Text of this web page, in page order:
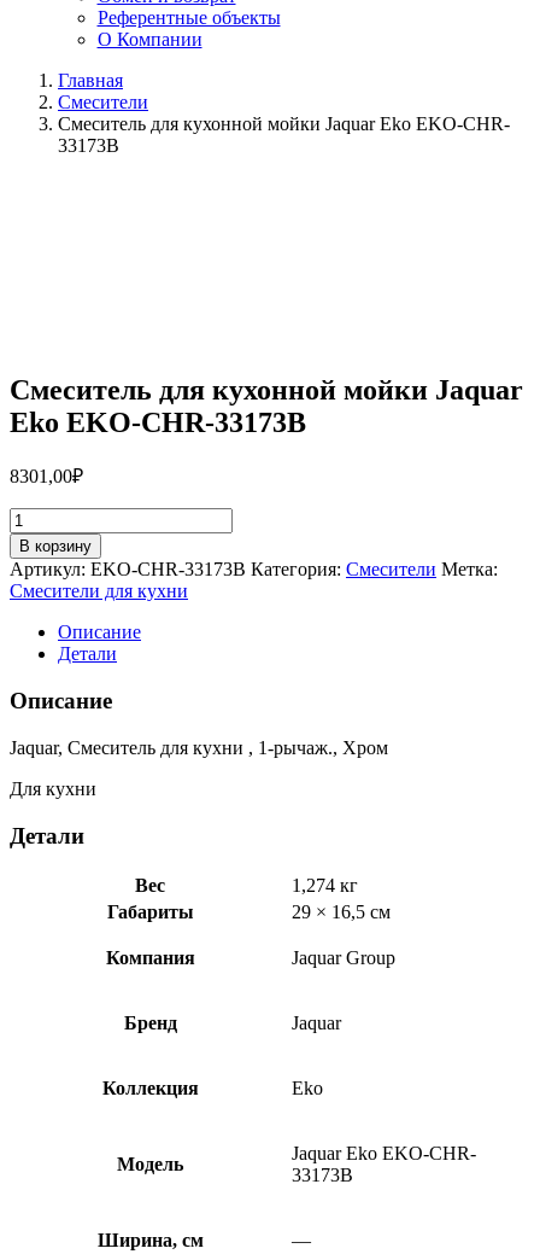
Референтные объекты
О Компании
Главная
Смесители
Смеситель для кухонной мойки Jaquar Eko EKO-CHR-
33173B
Смеситель для кухонной мойки Jaquar
Eko EKO-CHR-33173B
8301,00₽
Количество
товара
Смеситель
для
кухонной
мойки
Jaquar
EKO-
CHR-
В корзину
Артикул: EKO-CHR-33173B Категория: Смесители Метка:
Смесители для кухни
Описание
Детали
Описание
Jaquar, Смеситель для кухни , 1-рычаж., Хром
Для кухни
Детали
Вес
1,274 кг
Габариты
29 × 16,5 см
Компания Jaquar Group
Бренд Jaquar
Коллекция Eko
Модель
Jaquar Eko EKO-CHR-
33173B
Ширина, см —